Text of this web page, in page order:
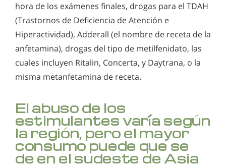
hora de los exámenes finales, drogas para el TDAH
(Trastornos de Deficiencia de Atención e
Hiperactividad), Adderall (el nombre de receta de la
anfetamina), drogas del tipo de metilfenidato, las
cuales incluyen Ritalin, Concerta, y Daytrana, o la
misma metanfetamina de receta.
El abuso de los
estimulantes varía según
la región, pero el mayor
consumo puede que se
de en el sudeste de Asia